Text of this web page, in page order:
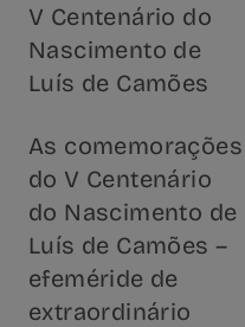
V Centenário do
Nascimento de
Luís de Camões
As comemorações
do V Centenário
do Nascimento de
Luís de Camões –
efeméride de
extraordinário